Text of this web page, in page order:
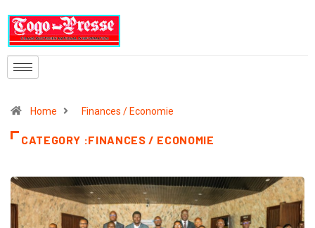
Home Finances / Economie
CATEGORY :FINANCES / ECONOMIE